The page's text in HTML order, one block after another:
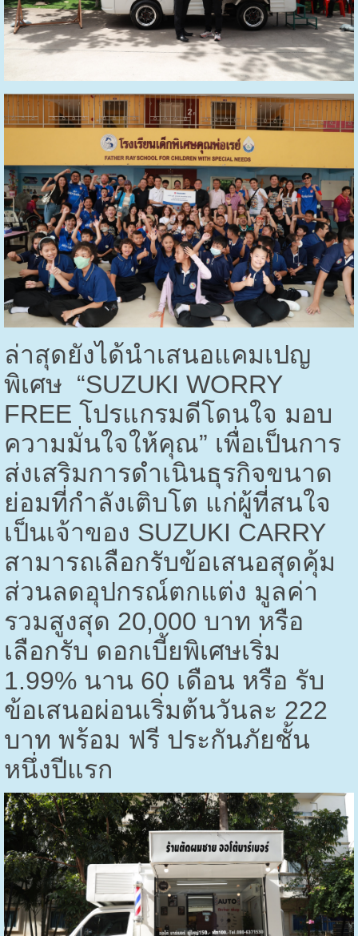
ล่าสุดยังได้นำเสนอแคมเปญ
พิเศษ “SUZUKI WORRY
FREE โปรแกรมดีโดนใจ มอบ
ความมั่นใจให้คุณ” เพื่อเป็นการ
ส่งเสริมการดำเนินธุรกิจขนาด
ย่อมที่กำลังเติบโต แก่ผู้ที่สนใจ
เป็นเจ้าของ SUZUKI CARRY
สามารถเลือกรับข้อเสนอสุดคุ้ม
ส่วนลดอุปกรณ์ตกแต่ง มูลค่า
รวมสูงสุด 20,000 บาท หรือ
เลือกรับ ดอกเบี้ยพิเศษเริ่ม
1.99%นาน 60 เดือน หรือ รับ
ข้อเสนอผ่อนเริ่มต้นวันละ 222
บาท พร้อม ฟรี ประกันภัยชั้น
หนึ่งปีแรก